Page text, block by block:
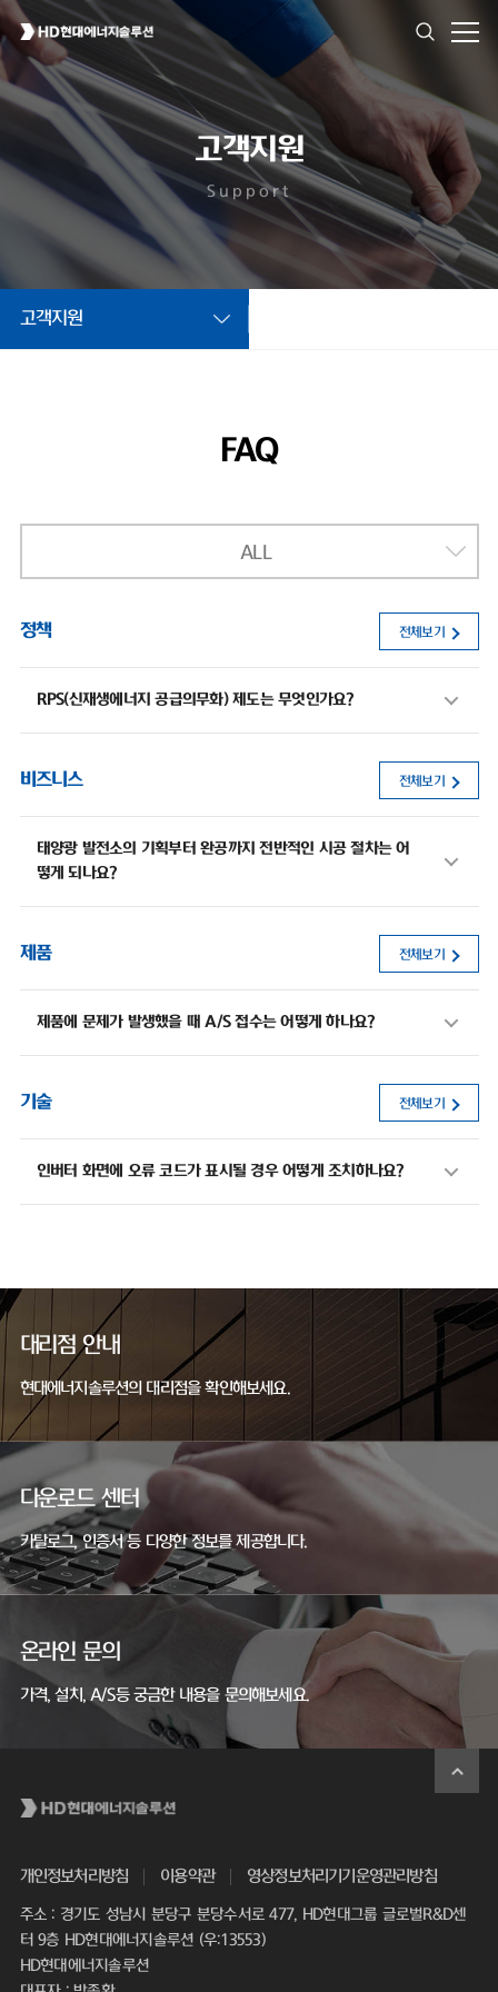
고객지원
Support
고객지원
FAQ
ALL
정책 전체보기
RPS(신재생에너지 공급의무화) 제도는 무엇인가요?
비즈니스 전체보기
태양광 발전소의 기획부터 완공까지 전반적인 시공 절차는 어
떻게 되나요?
제품 전체보기
제품에 문제가 발생했을 때 A/S 접수는 어떻게 하나요?
기술 전체보기
인버터 화면에 오류 코드가 표시될 경우 어떻게 조치하나요?
대리점 안내
현대에너지솔루션의 대리점을 확인해보세요.
다운로드 센터
카탈로그, 인증서 등 다양한 정보를 제공합니다.
온라인 문의
가격, 설치, A/S등 궁금한 내용을 문의해보세요.
개인정보처리방침 이용약관 영상정보처리기기운영관리방침
주소 : 경기도 성남시 분당구 분당수서로 477, HD현대그룹 글로벌R&D센
터 9층 HD현대에너지솔루션 (우:13553)
HD현대에너지솔루션